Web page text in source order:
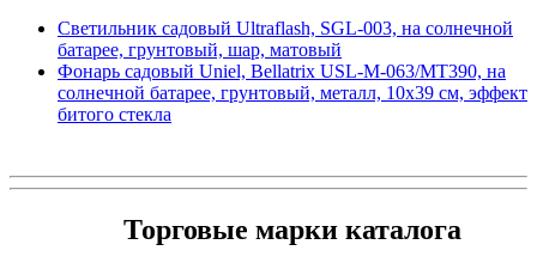
Светильник садовый Ultraflash, SGL-003, на солнечной
батарее, грунтовый, шар, матовый
Фонарь садовый Uniel, Bellatrix USL-M-063/MT390, на
солнечной батарее, грунтовый, металл, 10х39 см, эффект
битого стекла
Торговые марки каталога